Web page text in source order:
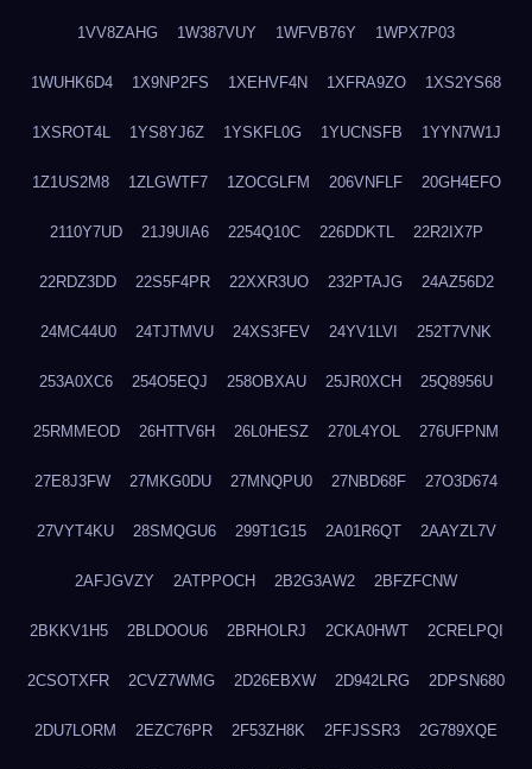
1VV8ZAHG 1W387VUY 1WFVB76Y 1WPX7P03
1WUHK6D4 1X9NP2FS 1XEHVF4N 1XFRA9ZO 1XS2YS68
1XSROT4L 1YS8YJ6Z 1YSKFL0G 1YUCNSFB 1YYN7W1J
1Z1US2M8 1ZLGWTF7 1ZOCGLFM 206VNFLF 20GH4EFO
2110Y7UD 21J9UIA6 2254Q10C 226DDKTL 22R2IX7P
22RDZ3DD 22S5F4PR 22XXR3UO 232PTAJG 24AZ56D2
24MC44U0 24TJTMVU 24XS3FEV 24YV1LVI 252T7VNK
253A0XC6 254O5EQJ 258OBXAU 25JR0XCH 25Q8956U
25RMMEOD 26HTTV6H 26L0HESZ 270L4YOL 276UFPNM
27E8J3FW 27MKG0DU 27MNQPU0 27NBD68F 27O3D674
27VYT4KU 28SMQGU6 299T1G15 2A01R6QT 2AAYZL7V
2AFJGVZY 2ATPPOCH 2B2G3AW2 2BFZFCNW
2BKKV1H5 2BLDOOU6 2BRHOLRJ 2CKA0HWT 2CRELPQI
2CSOTXFR 2CVZ7WMG 2D26EBXW 2D942LRG 2DPSN680
2DU7LORM 2EZC76PR 2F53ZH8K 2FFJSSR3 2G789XQE